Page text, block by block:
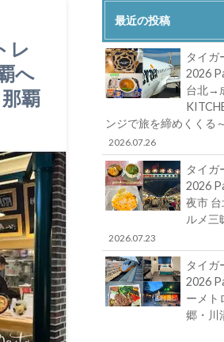
レ
へ
覇
最近の投稿
タイガ
2026
台北→
ンジで旅を締めくく
2026.07.26
タイガ
2026
夜市
ルメ
2026.07.23
タイガ
2026
ーメト
郷・川